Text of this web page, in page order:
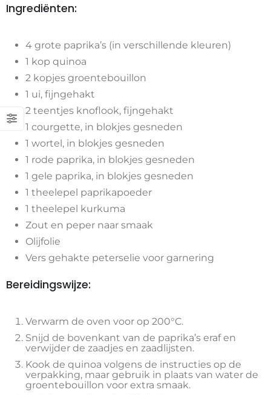
Ingrediënten:
4 grote paprika’s (in verschillende kleuren)
1 kop quinoa
2 kopjes groentebouillon
1 ui, fijngehakt
2 teentjes knoflook, fijngehakt
1 courgette, in blokjes gesneden
1 wortel, in blokjes gesneden
1 rode paprika, in blokjes gesneden
1 gele paprika, in blokjes gesneden
1 theelepel paprikapoeder
1 theelepel kurkuma
Zout en peper naar smaak
Olijfolie
Vers gehakte peterselie voor garnering
Bereidingswijze:
Verwarm de oven voor op 200°C.
Snijd de bovenkant van de paprika’s eraf en
verwijder de zaadjes en zaadlijsten.
Kook de quinoa volgens de instructies op de
verpakking, maar gebruik in plaats van water de
groentebouillon voor extra smaak.